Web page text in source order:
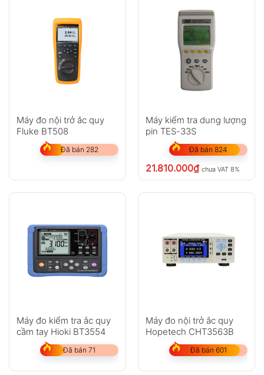
Máy đo nội trở ắc quy
Fluke BT508
Đã bán 282
Máy kiểm tra dung lượng
pin TES-33S
Đã bán 824
21.810.000₫ chưa VAT 8%
Máy đo kiểm tra ắc quy
cầm tay Hioki BT3554
Đã bán 71
Máy đo nội trở ắc quy
Hopetech CHT3563B
Đã bán 601